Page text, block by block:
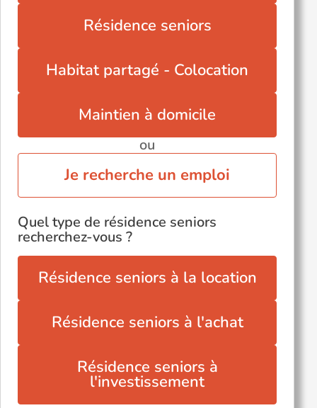
Villeneuve-d'Ascq (59491)
Résidence seniors
Habitat partagé - Colocation
Maintien à domicile
ou
Je recherche un emploi
Quel type de résidence seniors
recherchez-vous ?
Résidence seniors à la location
Résidence seniors à l'achat
Résidence seniors à
l'investissement